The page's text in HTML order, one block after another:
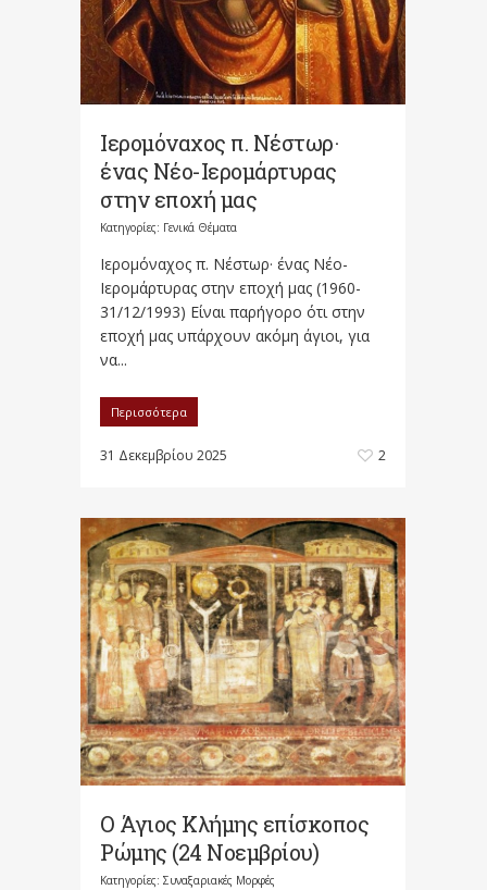
Ιερομόναχος π. Νέστωρ·
ένας Νέο-Ιερομάρτυρας
στην εποχή μας
Κατηγορίες: Γενικά Θέματα
Ιερομόναχος π. Νέστωρ· ένας Νέο-
Ιερομάρτυρας στην εποχή μας (1960-
31/12/1993) Είναι παρήγορο ότι στην
εποχή μας υπάρχουν ακόμη άγιοι, για
να...
Περισσότερα
31 Δεκεμβρίου 2025 2
Ο Άγιος Κλήμης επίσκοπος
Ρώμης (24 Νοεμβρίου)
Κατηγορίες: Συναξαριακές Μορφές